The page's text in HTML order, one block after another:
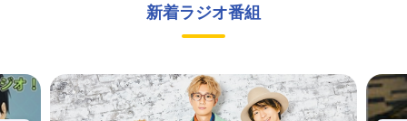
新着ラジオ番組